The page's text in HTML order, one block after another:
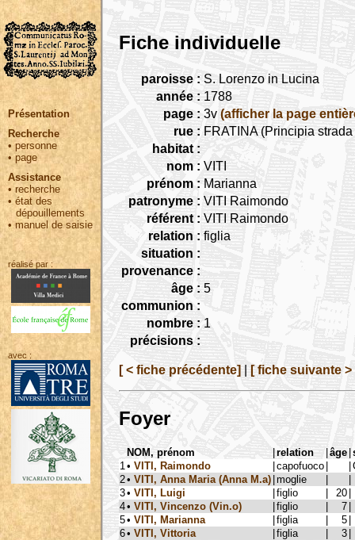
Présentation
Recherche
• personne
•page
Assistance
• recherche
•état des
dépouillements
•manuel de saisie
réalisé par :
avec :
Fiche individuelle
paroisse : S. Lorenzo in Lucina
année : 1788
page : 3v (afficher la page
rue : FRATINA (Principia
habitat :
nom : VITI
prénom : Marianna
patronyme : VITI Raimondo
référent : VITI Raimondo
relation : figlia
situation :
provenance :
âge : 5
communion :
nombre : 1
précisions :
[ < fiche précédente] [ fiche suivante >
Foyer
NOM, prénom |relation |âge |
1 • VITI, Raimondo |capofuoco | |
2• VITI, Anna Maria (Anna M.a) |moglie |
|
3• VITI, Luigi |figlio | 20 |
4• VITI, Vincenzo (Vin.o) |figlio | 7 |
5• VITI, Marianna |figlia | 5 |
6• VITI, Vittoria |figlia | 3 |